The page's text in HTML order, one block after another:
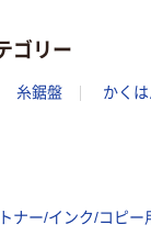
ゴリー
糸鋸盤 かく
トナー/インク/コピー